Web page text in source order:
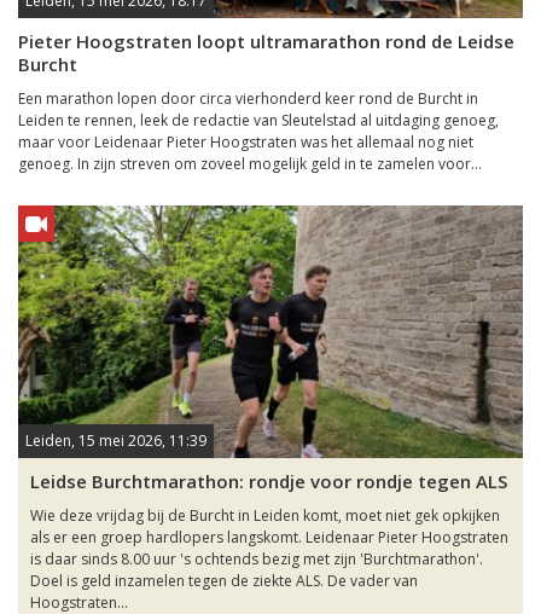
Pieter Hoogstraten loopt ultramarathon rond de Leidse
Burcht
Een marathon lopen door circa vierhonderd keer rond de Burcht in
Leiden te rennen, leek de redactie van Sleutelstad al uitdaging genoeg,
maar voor Leidenaar Pieter Hoogstraten was het allemaal nog niet
genoeg. In zijn streven om zoveel mogelijk geld in te zamelen voor...
Leiden, 15 mei 2026, 11:39
Leidse Burchtmarathon: rondje voor rondje tegen ALS
Wie deze vrijdag bij de Burcht in Leiden komt, moet niet gek opkijken
als er een groep hardlopers langskomt. Leidenaar Pieter Hoogstraten
is daar sinds 8.00 uur 's ochtends bezig met zijn 'Burchtmarathon'.
Doel is geld inzamelen tegen de ziekte ALS. De vader van
Hoogstraten...